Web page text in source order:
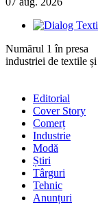
Numărul 1 în presa
industriei de textile
Editorial
Cover Story
Comerț
Industrie
Modă
Știri
Târguri
Tehnic
Anunțuri